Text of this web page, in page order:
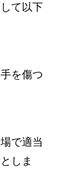
て以下
を傷つ
で適当
しま